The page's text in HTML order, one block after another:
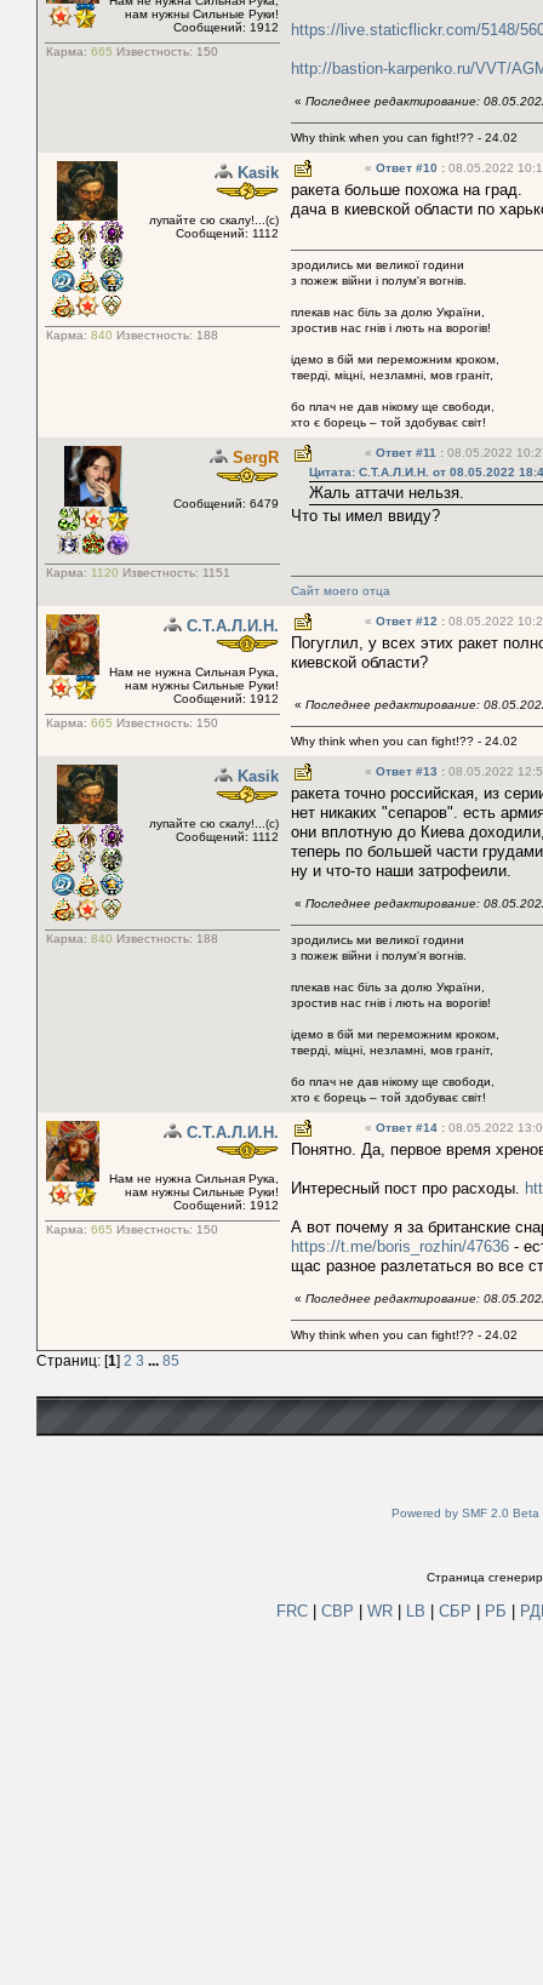
нам нужны Сильные Руки!
Сообщений: 1912
Карма: 665 Известность: 150
https://live.staticflickr.com/5148/
http://bastion-karpenko.ru/VVT/
« Последнее редактирование:
Why think when you can fight!?? - 24.02
Kasik
лупайте сю скалу!...(с)
Сообщений: 1112
Карма: 840 Известность: 188
« Ответ #10 : 08.05.2022
ракета больше похожа на град.
дача в киевской области по
зродились ми великої години
з пожеж війни і полум'я вогнів.
плекав нас біль за долю України,
зростив нас гнів і лють на ворогів!
ідемо в бій ми переможним кроком,
тверді, міцні, незламні, мов граніт,
бо плач не дав нікому ще свободи,
хто є борець – той здобуває світ!
SergR
Сообщений: 6479
Карма: 1120 Известность: 1151
« Ответ #11 : 08.05.2022
Цитата: С.Т.А.Л.И.Н. от 08.05.2022
Жаль аттачи нельзя.
Что ты имел ввиду?
Сайт моего отца
С.Т.А.Л.И.Н.
Нам не нужна Сильная Рука,
нам нужны Сильные Руки!
Сообщений: 1912
Карма: 665 Известность: 150
« Ответ #12 : 08.05.2022
Погуглил, у всех этих ракет
киевской области?
« Последнее редактирование:
Why think when you can fight!?? - 24.02
Kasik
лупайте сю скалу!...(с)
Сообщений: 1112
Карма: 840 Известность: 188
« Ответ #13 : 08.05.2022
ракета точно российская, из
нет никаких "сепаров". есть
они вплотную до Киева
теперь по большей части
ну и что-то наши затрофеили.
« Последнее редактирование:
зродились ми великої години
з пожеж війни і полум'я вогнів.
плекав нас біль за долю України,
зростив нас гнів і лють на ворогів!
ідемо в бій ми переможним кроком,
тверді, міцні, незламні, мов граніт,
бо плач не дав нікому ще свободи,
хто є борець – той здобуває світ!
С.Т.А.Л.И.Н.
Нам не нужна Сильная Рука,
нам нужны Сильные Руки!
Сообщений: 1912
Карма: 665 Известность: 150
« Ответ #14 : 08.05.2022
Понятно. Да, первое время
Интересный пост про расходы.
А вот почему я за британские
https://t.me/boris_rozhin/47636 -
щас разное разлетаться во все
« Последнее редактирование:
Why think when you can fight!?? - 24.02
Страниц: [1] 2 3 ... 85
Powered by SMF 2.0 Beta
Страница
FRC СВР WR LB СБР РБ